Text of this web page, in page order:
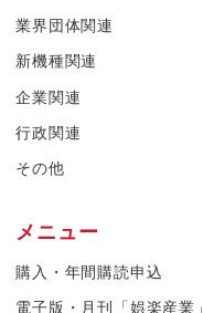
業界団体関連
新機種関連
企業関連
行政関連
その他
メニュー
購入・年間購読申込
電子版・月刊「娯楽産業」